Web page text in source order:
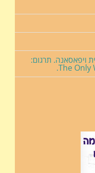
ויפאסאנה. תרגום: